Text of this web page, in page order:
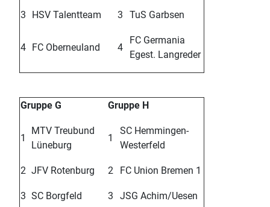
3 HSV Talentteam 3 TuS Garbsen
4 FC Oberneuland 4
FC Germania
Egest. Langreder
Gruppe G Gruppe H
1
MTV Treubund
Lüneburg
1
SC Hemmingen-
Westerfeld
2 JFV Rotenburg 2 FC Union Bremen 1
3 SC Borgfeld 3 JSG Achim/Uesen